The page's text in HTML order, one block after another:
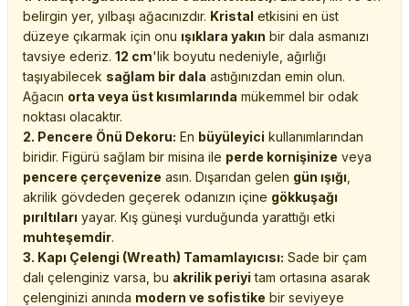
belirgin yer, yılbaşı ağacınızdır. Kristal etkisini en üst
düzeye çıkarmak için onu ışıklara yakın bir dala asmanızı
tavsiye ederiz. 12 cm'lik boyutu nedeniyle, ağırlığı
taşıyabilecek sağlam bir dala astığınızdan emin olun.
Ağacın orta veya üst kısımlarında mükemmel bir odak
noktası olacaktır.
2. Pencere Önü Dekoru: En büyüleyici kullanımlarından
biridir. Figürü sağlam bir misina ile perde kornişinize veya
pencere çerçevenize asın. Dışarıdan gelen gün ışığı
akrilik gövdeden geçerek odanızın içine gökkuşağı
pırıltıları yayar. Kış güneşi vurduğunda yarattığı etki
muhteşemdir.
3. Kapı Çelengi (Wreath) Tamamlayıcısı: Sade bir çam
dalı çelenginiz varsa, bu akrilik periyi tam ortasına asarak
çelenginizi anında modern ve sofistike bir seviyeye